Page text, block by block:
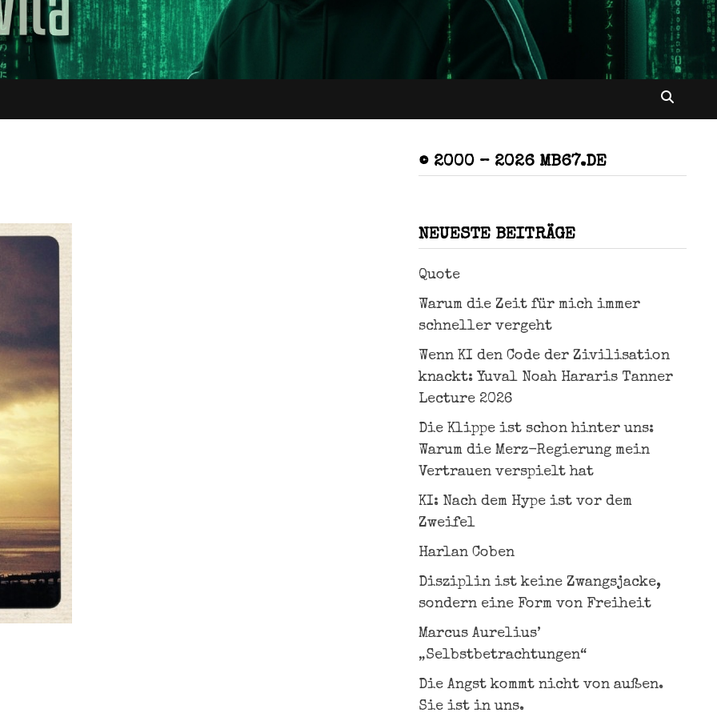
© 2000 – 2026 MB67.DE
NEUESTE BEITRÄGE
Quote
Warum die Zeit für mich immer
schneller vergeht
Wenn KI den Code der Zivilisation
knackt: Yuval Noah Hararis Tanner
Lecture 2026
Die Klippe ist schon hinter uns:
Warum die Merz-Regierung mein
Vertrauen verspielt hat
KI: Nach dem Hype ist vor dem
Zweifel
Harlan Coben
Disziplin ist keine Zwangsjacke,
sondern eine Form von Freiheit
Marcus Aurelius’
„Selbstbetrachtungen“
Die Angst kommt nicht von außen.
Sie ist in uns.